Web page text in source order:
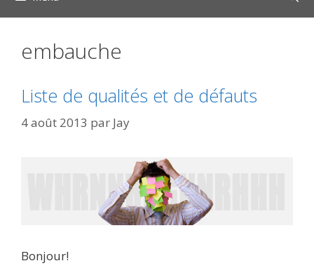
embauche
Liste de qualités et de défauts
4 août 2013 par Jay
Bonjour!